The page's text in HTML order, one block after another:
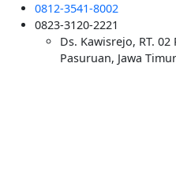
0812-3541-8002
0823-3120-2221
Ds. Kawisrejo, RT. 02
Pasuruan, Jawa